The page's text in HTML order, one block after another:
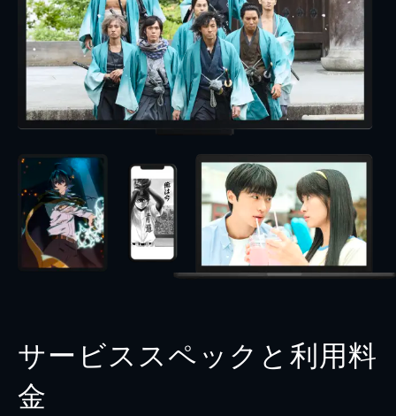
サービススペックと利用料
金